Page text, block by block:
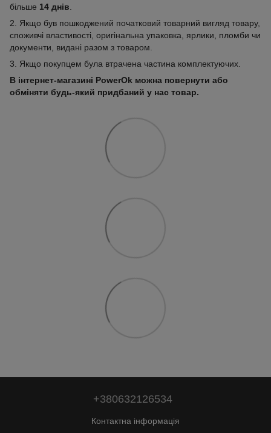
більше 14 днів
2. Якщо був пошкоджений початковий товарний вигляд товару,
споживчі властивості, оригінальна упаковка, ярлики, пломби чи
документи, видані разом з товаром.
3. Якщо покупцем була втрачена частина комплектуючих.
В інтернет-магазині PowerOk можна повернути або
обміняти будь-який придбаний у нас товар.
+380632126534
Контактна інформація